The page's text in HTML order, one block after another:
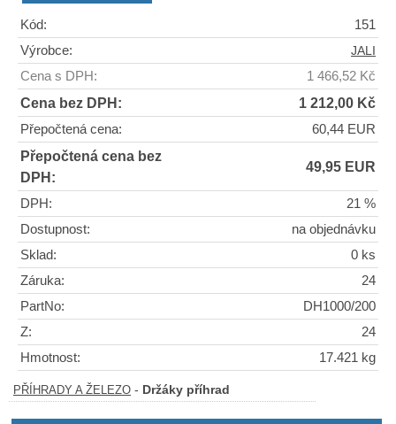
Kód:
151
Výrobce:
JALI
Cena s DPH: 1 466,52 Kč
Cena bez DPH: 1 212,00 Kč
Přepočtená cena: 60,44 EUR
Přepočtená cena bez
DPH:
49,95 EUR
DPH:
21 %
Dostupnost:
na objednávku
Sklad:
0 ks
Záruka:
24
PartNo:
DH1000/200
Z:
24
Hmotnost:
17.421 kg
PŘÍHRADY A ŽELEZO - Držáky příhrad